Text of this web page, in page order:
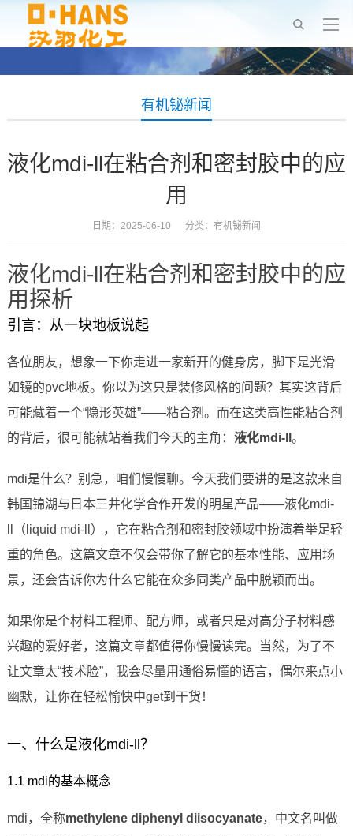
有机铋新闻
液化mdi-ll在粘合剂和密封胶中的应
用
日期：2025-06-10 分类： 有机铋新闻
液化mdi-ll在粘合剂和密封胶中的应
用探析
引言：从一块地板说起
各位朋友，想象一下你走进一家新开的健身房，脚下是光滑
如镜的pvc地板。你以为这只是装修风格的问题？其实这背后
可能藏着一个“隐形英雄”——粘合剂。而在这类高性能粘合剂
的背后，很可能就站着我们今天的主角： 液化mdi-ll 。
mdi是什么？别急，咱们慢慢聊。今天我们要讲的是这款来自
韩国锦湖与日本三井化学合作开发的明星产品——液化mdi-
ll（liquid mdi-ll），它在粘合剂和密封胶领域中扮演着举足轻
重的角色。这篇文章不仅会带你了解它的基本性能、应用场
景，还会告诉你为什么它能在众多同类产品中脱颖而出。
如果你是个材料工程师、配方师，或者只是对高分子材料感
兴趣的爱好者，这篇文章都值得你慢慢读完。当然，为了不
让文章太“技术脸”，我会尽量用通俗易懂的语言，偶尔来点小
幽默，让你在轻松愉快中get到干货！
一、什么是液化mdi-ll？
1.1 mdi的基本概念
mdi，全称methylene diphenyl diisocyanate，中文名叫做